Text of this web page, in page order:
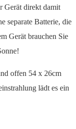
Gerät direkt damit
separate Batterie, die
Gerät brauchen Sie
offen 54 x 26cm
lädt es ein